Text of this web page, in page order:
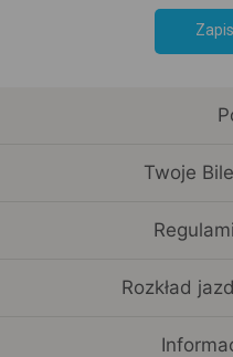
Twoje
Rozkład